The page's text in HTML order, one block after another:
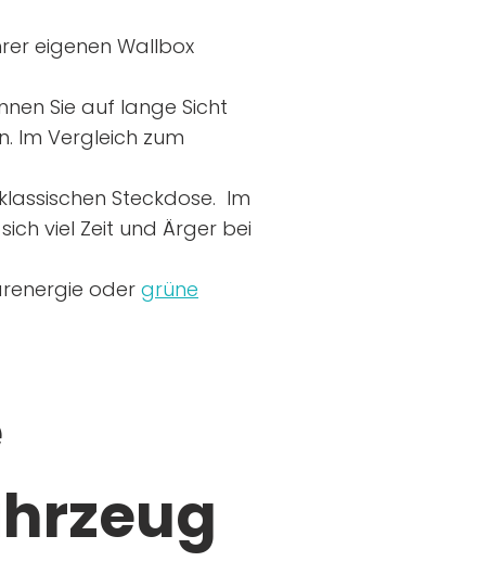
eigenen Wallbox
Sie auf lange Sicht
Im Vergleich zum
Steckdose. Im
viel Zeit und Ärger bei
oder grüne